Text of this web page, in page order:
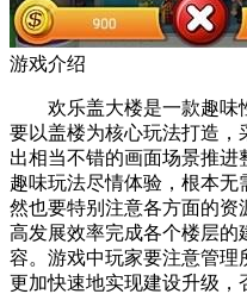
游戏介绍
欢乐盖大楼是一款趣味
要以盖楼为核心玩法打造
出相当不错的画面场景推
趣味玩法尽情体验，根本无
然也要特别注意各方面的资
高发展效率完成各个楼层的
容。游戏中玩家要注意管
更加快速地实现建设升级，